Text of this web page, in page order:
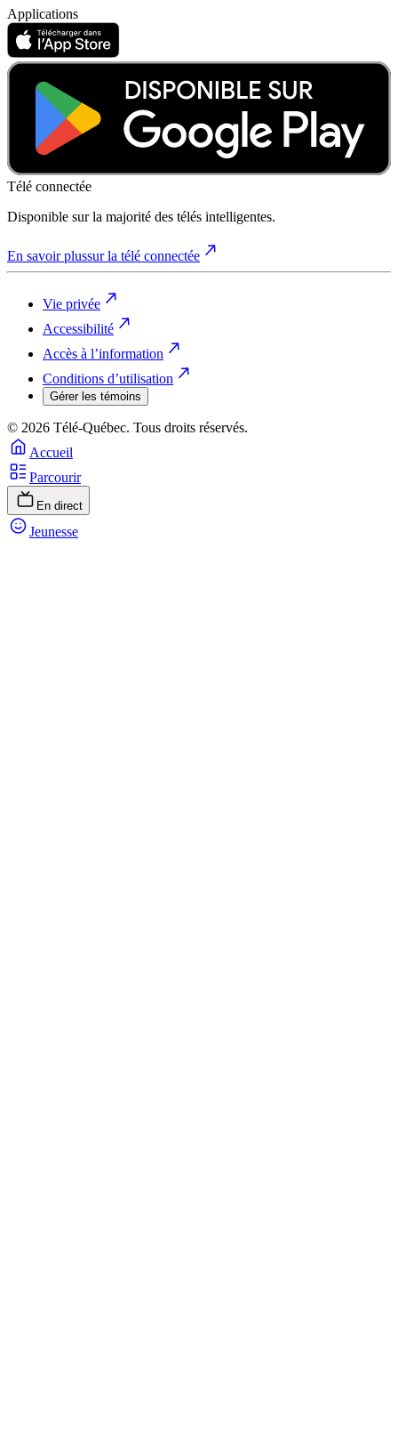
Applications
Télé connectée
Disponible sur la majorité des télés intelligentes.
En savoir plussur la télé connectée
Vie privée
Accessibilité
Accès à l’information
Conditions d’utilisation
Gérer les témoins
© 2026 Télé-Québec. Tous droits réservés.
Accueil
Parcourir
En direct
Jeunesse